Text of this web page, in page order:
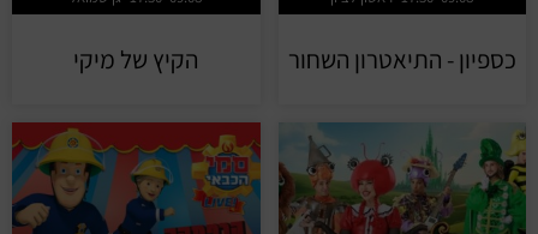
כספיון - התיאטרון השחור הקיץ של מיקי